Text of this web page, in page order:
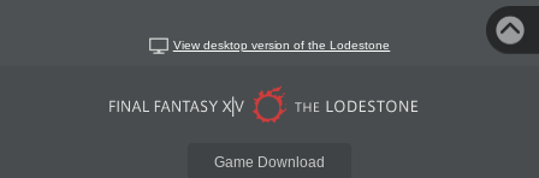
View desktop version of the Lodestone
Game Download